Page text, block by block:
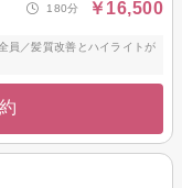
180分 ￥16,500
員／髪質改善とハイライトが